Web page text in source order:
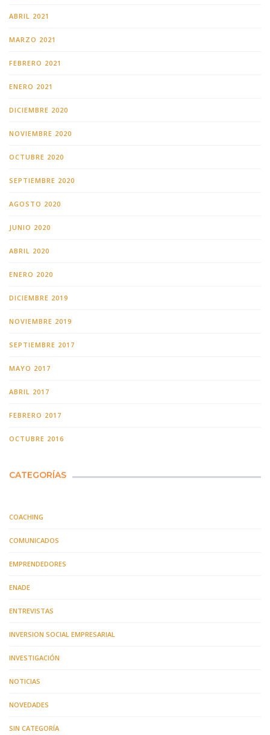
ABRIL 2021
MARZO 2021
FEBRERO 2021
ENERO 2021
DICIEMBRE 2020
NOVIEMBRE 2020
OCTUBRE 2020
SEPTIEMBRE 2020
AGOSTO 2020
JUNIO 2020
ABRIL 2020
ENERO 2020
DICIEMBRE 2019
NOVIEMBRE 2019
SEPTIEMBRE 2017
MAYO 2017
ABRIL 2017
FEBRERO 2017
OCTUBRE 2016
CATEGORÍAS
COACHING
COMUNICADOS
EMPRENDEDORES
ENADE
ENTREVISTAS
INVERSION SOCIAL EMPRESARIAL
INVESTIGACIÓN
NOTICIAS
NOVEDADES
SIN CATEGORÍA